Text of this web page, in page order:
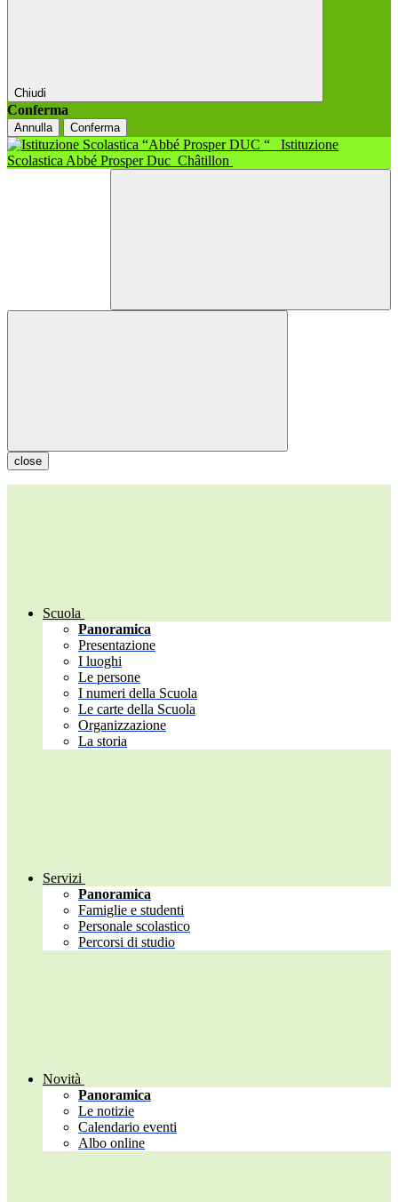
Chiudi
Conferma
Annulla Conferma
Istituzione
Scolastica Abbé Prosper Duc Châtillon
close
Scuola
Panoramica
Presentazione
I luoghi
Le persone
I numeri della Scuola
Le carte della Scuola
Organizzazione
La storia
Servizi
Panoramica
Famiglie e studenti
Personale scolastico
Percorsi di studio
Novità
Panoramica
Le notizie
Calendario eventi
Albo online